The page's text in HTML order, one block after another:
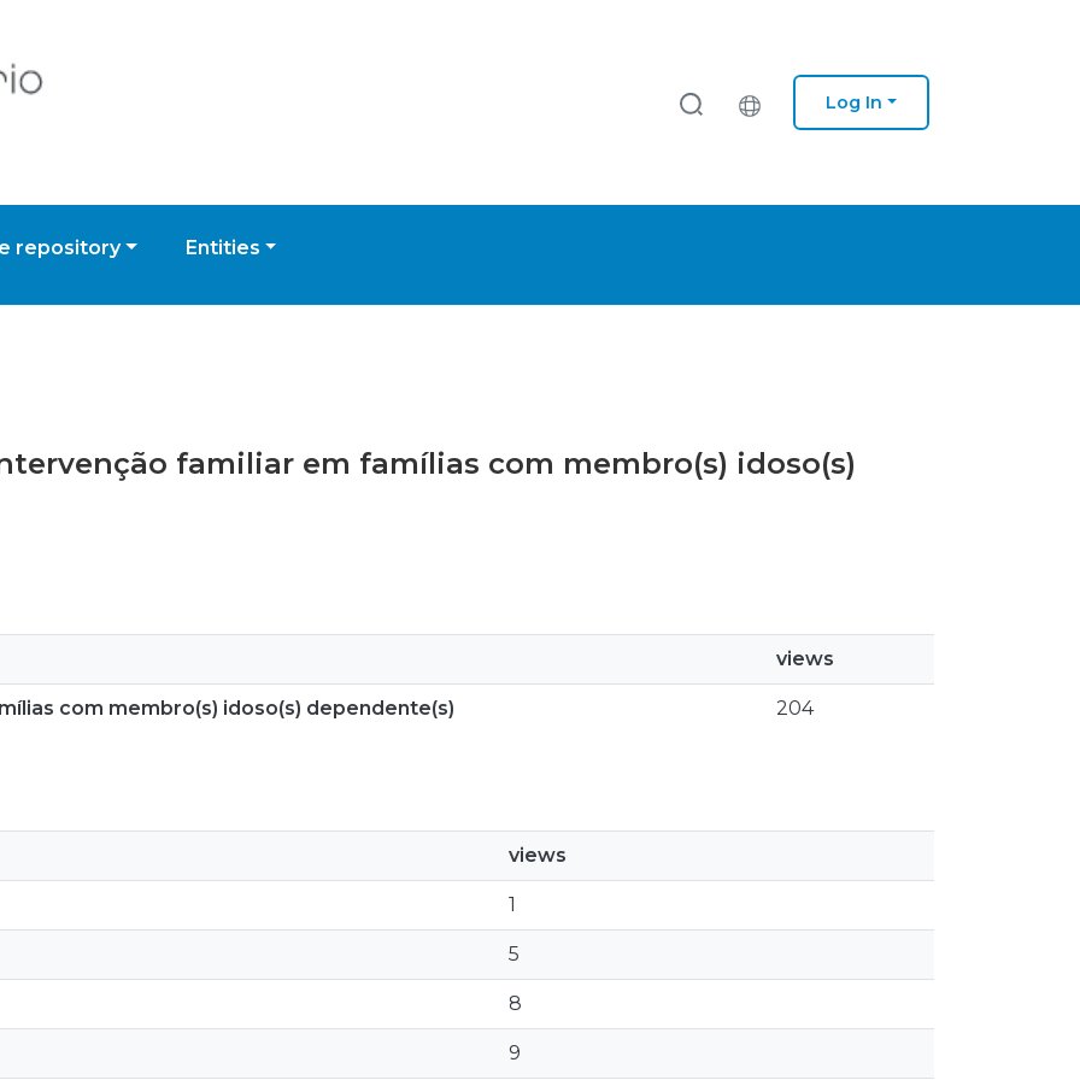
Log In
repository Entities
familiar em famílias com membro(s) idoso(s)
views
com membro(s) idoso(s) dependente(s) 204
views
1
5
8
9